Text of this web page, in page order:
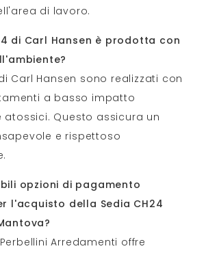
di lavoro.
di Carl Hansen è prodotta con
Carl Hansen sono realizzati con
a basso impatto
atossici. Questo assicura un
e rispettoso
opzioni di pagamento
l'acquisto della Sedia CH24
Arredamenti offre